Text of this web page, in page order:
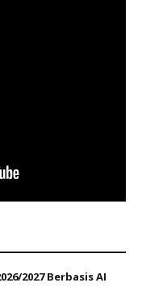
2027 Berbasis AI